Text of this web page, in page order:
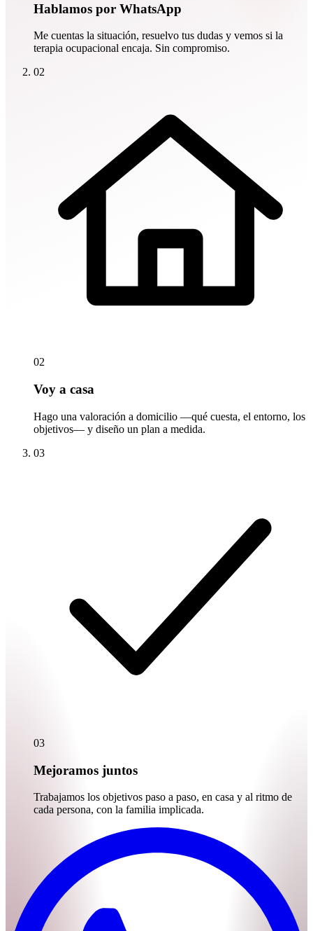
Hablamos por WhatsApp
Me cuentas la situación, resuelvo tus dudas y vemos si la
terapia ocupacional encaja. Sin compromiso.
02
02
Voy a casa
Hago una valoración a domicilio —qué cuesta, el entorno, los
objetivos— y diseño un plan a medida.
03
03
Mejoramos juntos
Trabajamos los objetivos paso a paso, en casa y al ritmo de
cada persona, con la familia implicada.